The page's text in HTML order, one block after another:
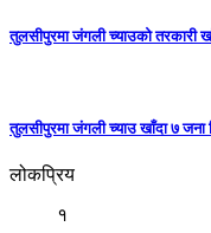
तुलसीपुरमा जंगली च्याउको तरकारी
तुलसीपुरमा जंगली च्याउ खाँदा ७ जना
लोकप्रिय
१